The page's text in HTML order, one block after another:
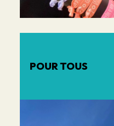
POUR TOUS